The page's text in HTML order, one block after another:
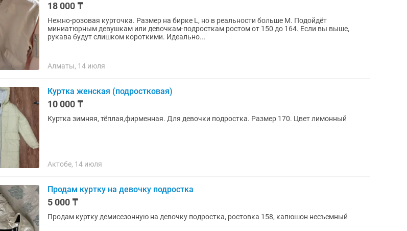
18 000 ₸
Нежно-розовая курточка. Размер на бирке L, но в реальности больше M. Подойдёт
миниатюрным девушкам или девочкам-подросткам ростом от 150 до 164. Если вы выше,
рукава будут слишком короткими. Идеально...
Алматы, 14 июля
Куртка женская (подростковая)
10 000 ₸
Куртка зимняя, тёплая,фирменная. Для девочки подростка. Размер 170. Цвет лимонный
Актобе, 14 июля
Продам куртку на девочку подростка
5 000 ₸
Продам куртку демисезонную на девочку подростка, ростовка 158, капюшон несъемный